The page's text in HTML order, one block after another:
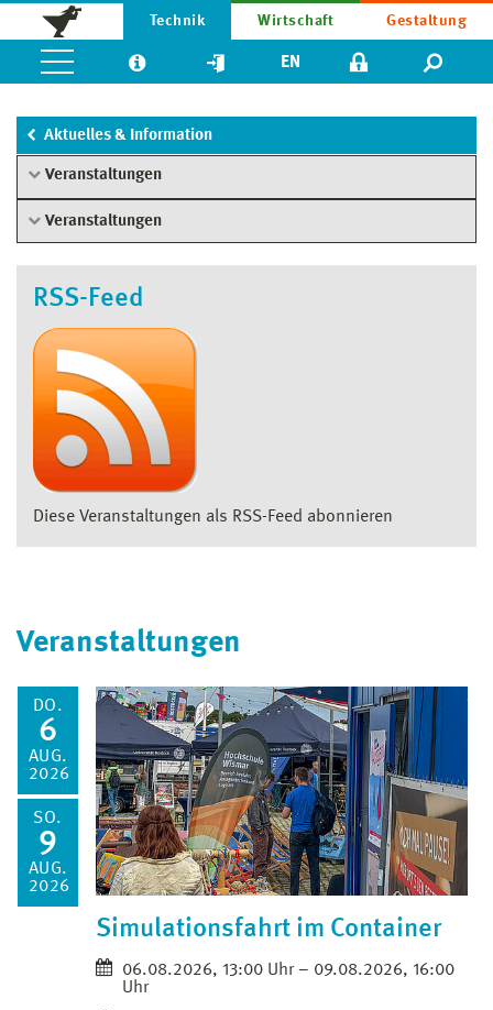
Technik Wirtschaft Gestaltung
EN
Aktuelles & Information
Veranstaltungen
Veranstaltungen
RSS-Feed
Diese Veranstaltungen als RSS-Feed abonnieren
Veranstaltungen
DO.
6
AUG.
2026
SO.
9
AUG.
2026
Simulationsfahrt im Container
06.08.2026, 13:00 Uhr – 09.08.2026, 16:00
Uhr